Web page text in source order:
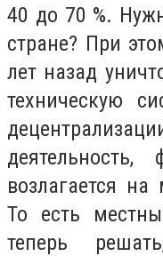
40 до 70 %.
стране? При
лет назад
техническую
деятельность,
возлагается
То есть
теперь